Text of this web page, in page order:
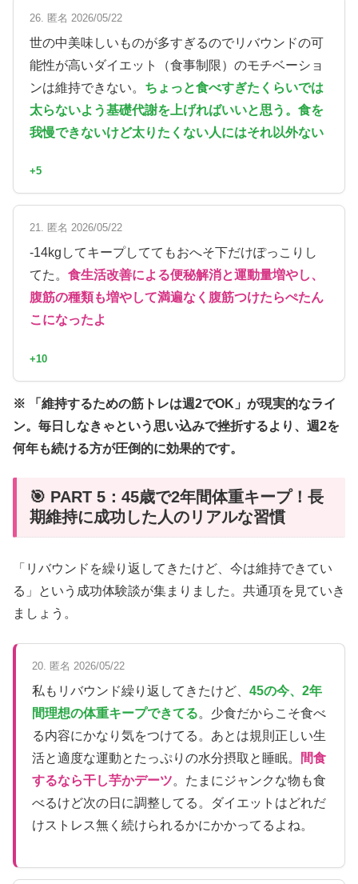
26. 匿名 2026/05/22
世の中美味しいものが多すぎるのでリバウンドの可
能性が高いダイエット（食事制限）のモチベーショ
ンは維持できない。 ちょっと食べすぎたくらいでは
太らないよう基礎代謝を上げればいいと思う。食を
我慢できないけど太りたくない人にはそれ以外ない
+5
21. 匿名 2026/05/22
-14kgしてキープしててもおへそ下だけぽっこりし
てた。 食生活改善による便秘解消と運動量増やし、
腹筋の種類も増やして満遍なく腹筋つけたらぺたん
こになったよ
+10
※ 「維持するための筋トレは週2でOK」が現実的なライ
ン。毎日しなきゃという思い込みで挫折するより、週2を
何年も続ける方が圧倒的に効果的です。
🎯 PART 5：45歳で2年間体重キープ！長
期維持に成功した人のリアルな習慣
「リバウンドを繰り返してきたけど、今は維持できてい
る」という成功体験談が集まりました。共通項を見ていき
ましょう。
20. 匿名 2026/05/22
私もリバウンド繰り返してきたけど、 45の今、2年
間理想の体重キープできてる。少食だからこそ食べ
る内容にかなり気をつけてる。あとは規則正しい生
活と適度な運動とたっぷりの水分摂取と睡眠。
間食
するなら干し芋かデーツ。たまにジャンクな物も食
べるけど次の日に調整してる。ダイエットはどれだ
けストレス無く続けられるかにかかってるよね。